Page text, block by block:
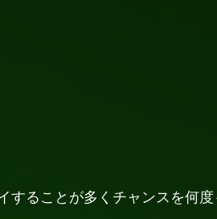
ることが多くチャンスを何